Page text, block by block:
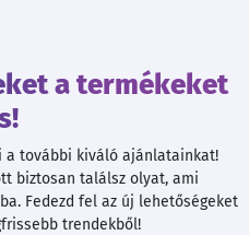
a termékeket
a további kiváló ajánlatainkat!
biztosan találsz olyat, ami
Fedezd fel az új lehetőségeket
trendekből!